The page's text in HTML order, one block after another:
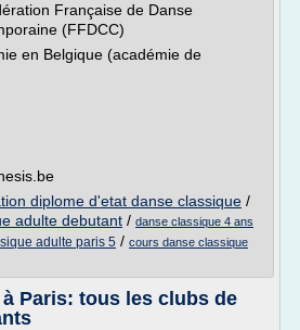
Française de Danse
(FFDCC)
en Belgique (académie de
diplome d'etat danse classique /
adulte debutant / danse classique 4 ans
adulte paris 5 / cours danse classique
Paris: tous les clubs de